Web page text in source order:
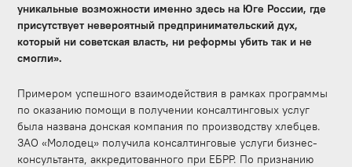
уникальные возможности именно здесь на Юге России, где
присутствует невероятный предпринимательский дух,
который ни советская власть, ни реформы убить так и не
смогли».
Примером успешного взаимодействия в рамках программы
по оказанию помощи в получении консалтинговых услуг
была названа донская компания по производству хлебцев.
ЗАО «Молодец» получила консалтинговые услуги бизнес-
консультанта, аккредитованного при ЕБРР. По признанию